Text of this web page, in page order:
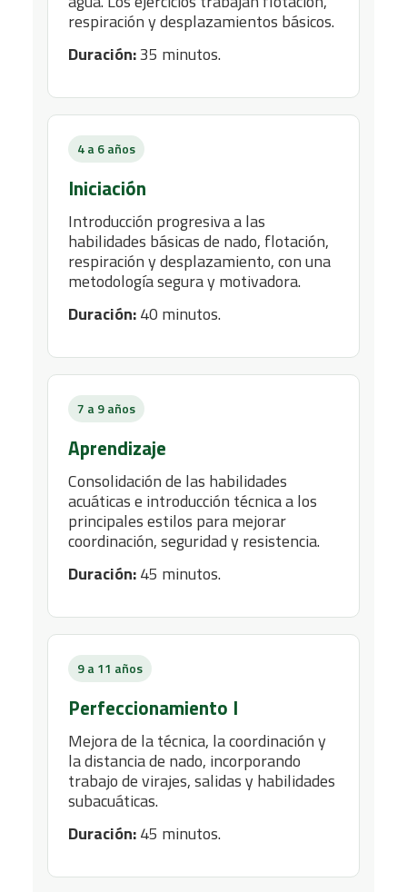
respiración y desplazamientos básicos.
Duración:35 minutos.
4 a 6 años
Iniciación
Introducción progresiva a las
habilidades básicas de nado, flotación,
respiración y desplazamiento, con una
metodología segura y motivadora.
Duración:40 minutos.
7 a 9 años
Aprendizaje
Consolidación de las habilidades
acuáticas e introducción técnica a los
principales estilos para mejorar
coordinación, seguridad y resistencia.
Duración:45 minutos.
9 a 11 años
Perfeccionamiento I
Mejora de la técnica, la coordinación y
la distancia de nado, incorporando
trabajo de virajes, salidas y habilidades
subacuáticas.
Duración:45 minutos.